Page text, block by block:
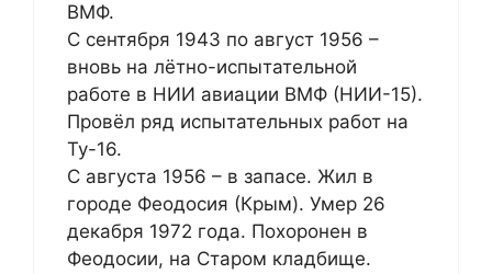
ВМФ.
С сентября 1943 по август 1956 –
вновь на лётно-испытательной
работе в НИИ авиации ВМФ (НИИ-15).
Провёл ряд испытательных работ на
Ту-16.
С августа 1956 – в запасе. Жил в
городе Феодосия (Крым). Умер 26
декабря 1972 года. Похоронен в
Феодосии, на Старом кладбище.